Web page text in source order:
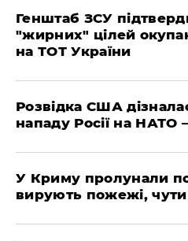
Генштаб ЗСУ
"жирних" цілей
на ТОТ України
Розвідка США
нападу Росії на НАТО
У Криму пролунали
вирують пожежі,